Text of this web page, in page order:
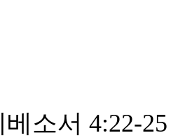
소서 4:22-25